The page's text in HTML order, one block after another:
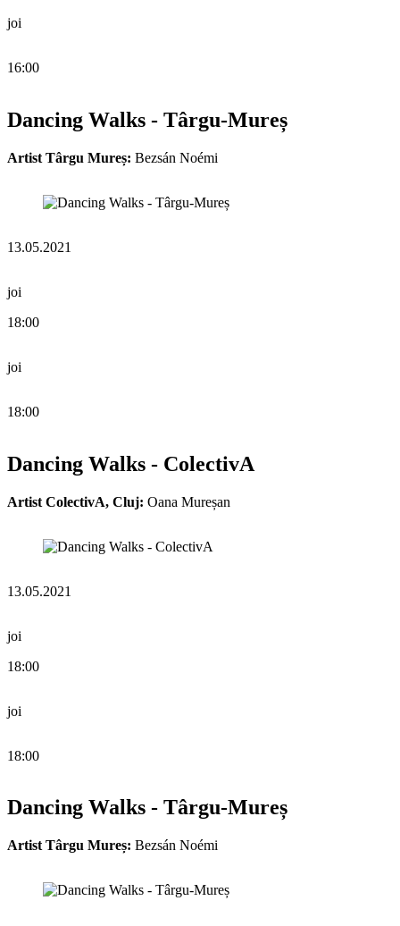
joi
16:00
Dancing Walks - Târgu-Mureș
Artist Târgu Mureș: Bezsán Noémi
13.05.2021
joi
18:00
joi
18:00
Dancing Walks - ColectivA
Artist ColectivA, Cluj: Oana Mureșan
13.05.2021
joi
18:00
joi
18:00
Dancing Walks - Târgu-Mureș
Artist Târgu Mureș: Bezsán Noémi